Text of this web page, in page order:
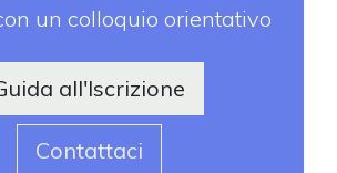
un colloquio orientativo
all'Iscrizione
Contattaci